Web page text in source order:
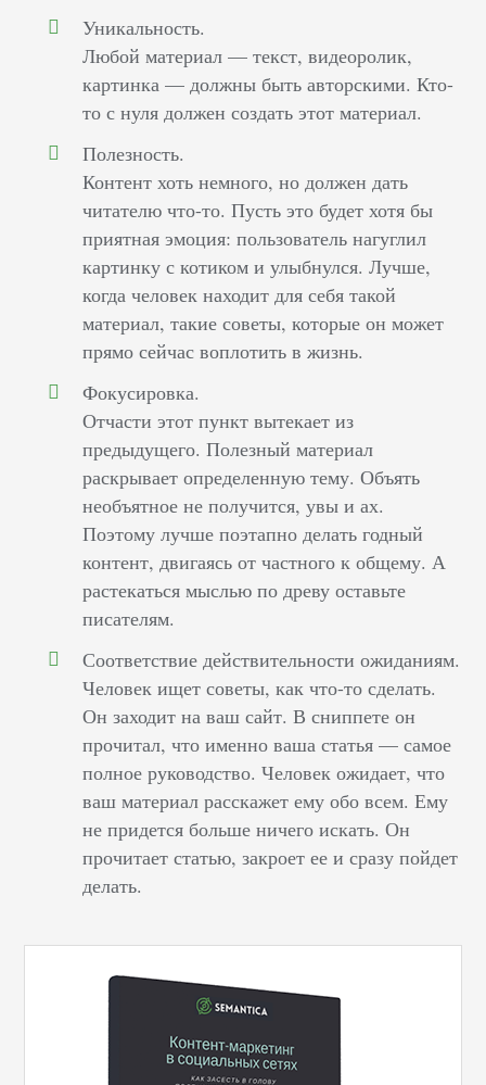
Уникальность.
Любой материал — текст, видеоролик,
картинка — должны быть авторскими. Кто-
то с нуля должен создать этот материал.
Полезность.
Контент хоть немного, но должен дать
читателю что-то. Пусть это будет хотя бы
приятная эмоция: пользователь нагуглил
картинку с котиком и улыбнулся. Лучше,
когда человек находит для себя такой
материал, такие советы, которые он может
прямо сейчас воплотить в жизнь.
Фокусировка.
Отчасти этот пункт вытекает из
предыдущего. Полезный материал
раскрывает определенную тему. Объять
необъятное не получится, увы и ах.
Поэтому лучше поэтапно делать годный
контент, двигаясь от частного к общему. А
растекаться мыслью по древу оставьте
писателям.
Соответствие действительности ожиданиям.
Человек ищет советы, как что-то сделать.
Он заходит на ваш сайт. В сниппете он
прочитал, что именно ваша статья — самое
полное руководство. Человек ожидает, что
ваш материал расскажет ему обо всем. Ему
не придется больше ничего искать. Он
прочитает статью, закроет ее и сразу пойдет
делать.